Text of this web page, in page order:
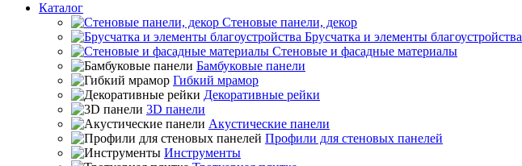
Каталог
Стеновые панели, декор
Брусчатка и элементы благоустройства
Стеновые и фасадные материалы
Бамбуковые панели
Гибкий мрамор
Декоративные рейки
3D панели
Акустические панели
Профили для стеновых панелей
Инструменты